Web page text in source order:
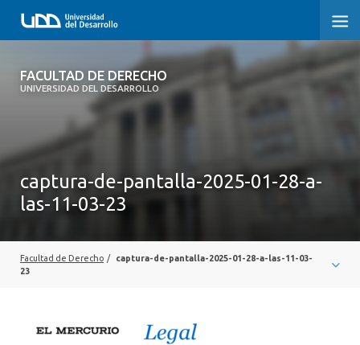
FACULTAD DE DERECHO
UNIVERSIDAD DEL DESARROLLO
FACULTAD DE DERECHO
SOBRE LA FACULTAD
CARRERAS
PROFESORES
VINCULACIÓN CON EL MEDIO
captura-de-pantalla-2025-01-28-a-
las-11-03-23
Facultad de Derecho /
captura-de-pantalla-2025-01-28-a-las-11-03-
23